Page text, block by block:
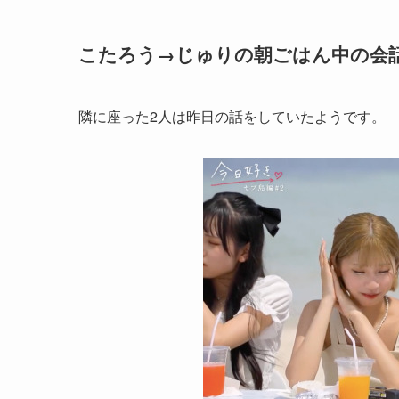
こたろう→じゅりの朝ごはん中の会
隣に座った2人は昨日の話をしていたようです。